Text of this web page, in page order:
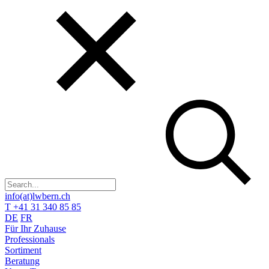
info(at)lwbern.ch
T +41 31 340 85 85
DE FR
Für Ihr Zuhause
Professionals
Sortiment
Beratung